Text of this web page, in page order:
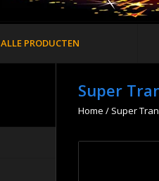
ALLE PRODUCTEN
Super
Home / Super